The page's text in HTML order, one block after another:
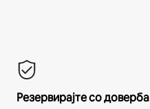
Резервирајте со доверба